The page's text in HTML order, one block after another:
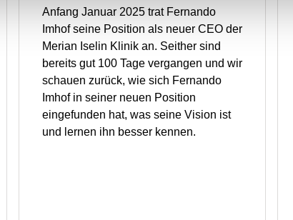
Anfang Januar 2025 trat Fernando
Imhof seine Position als neuer CEO der
Merian Iselin Klinik an. Seither sind
bereits gut 100 Tage vergangen und wir
schauen zurück, wie sich Fernando
Imhof in seiner neuen Position
eingefunden hat, was seine Vision ist
und lernen ihn besser kennen.